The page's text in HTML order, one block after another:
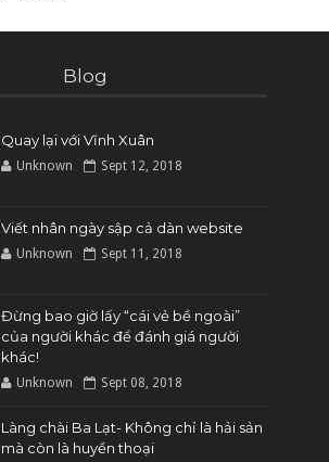
Blog
Quay lại với Vĩnh Xuân
Unknown Sept 12, 2018
Viết nhân ngày sập cả dàn website
Unknown Sept 11, 2018
Đừng bao giờ lấy “cái vẻ bề ngoài”
của người khác để đánh giá người
khác!
Unknown Sept 08, 2018
Làng chài Ba Lạt- Không chỉ là hải sản
mà còn là huyền thoại